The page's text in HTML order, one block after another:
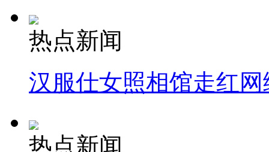
热点新闻
汉服仕女照相馆走红网
热点新闻